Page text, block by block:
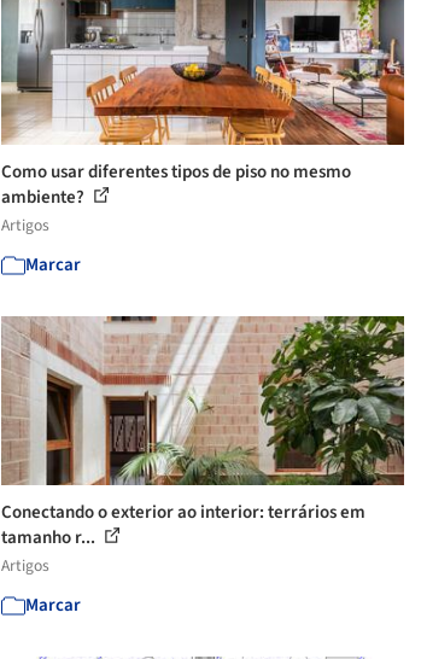
Como usar diferentes tipos de piso no mesmo
ambiente?
Artigos
Marcar
Conectando o exterior ao interior: terrários em
tamanho r...
Artigos
Marcar